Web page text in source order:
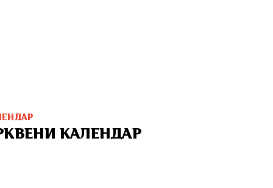
КАЛЕНДАР